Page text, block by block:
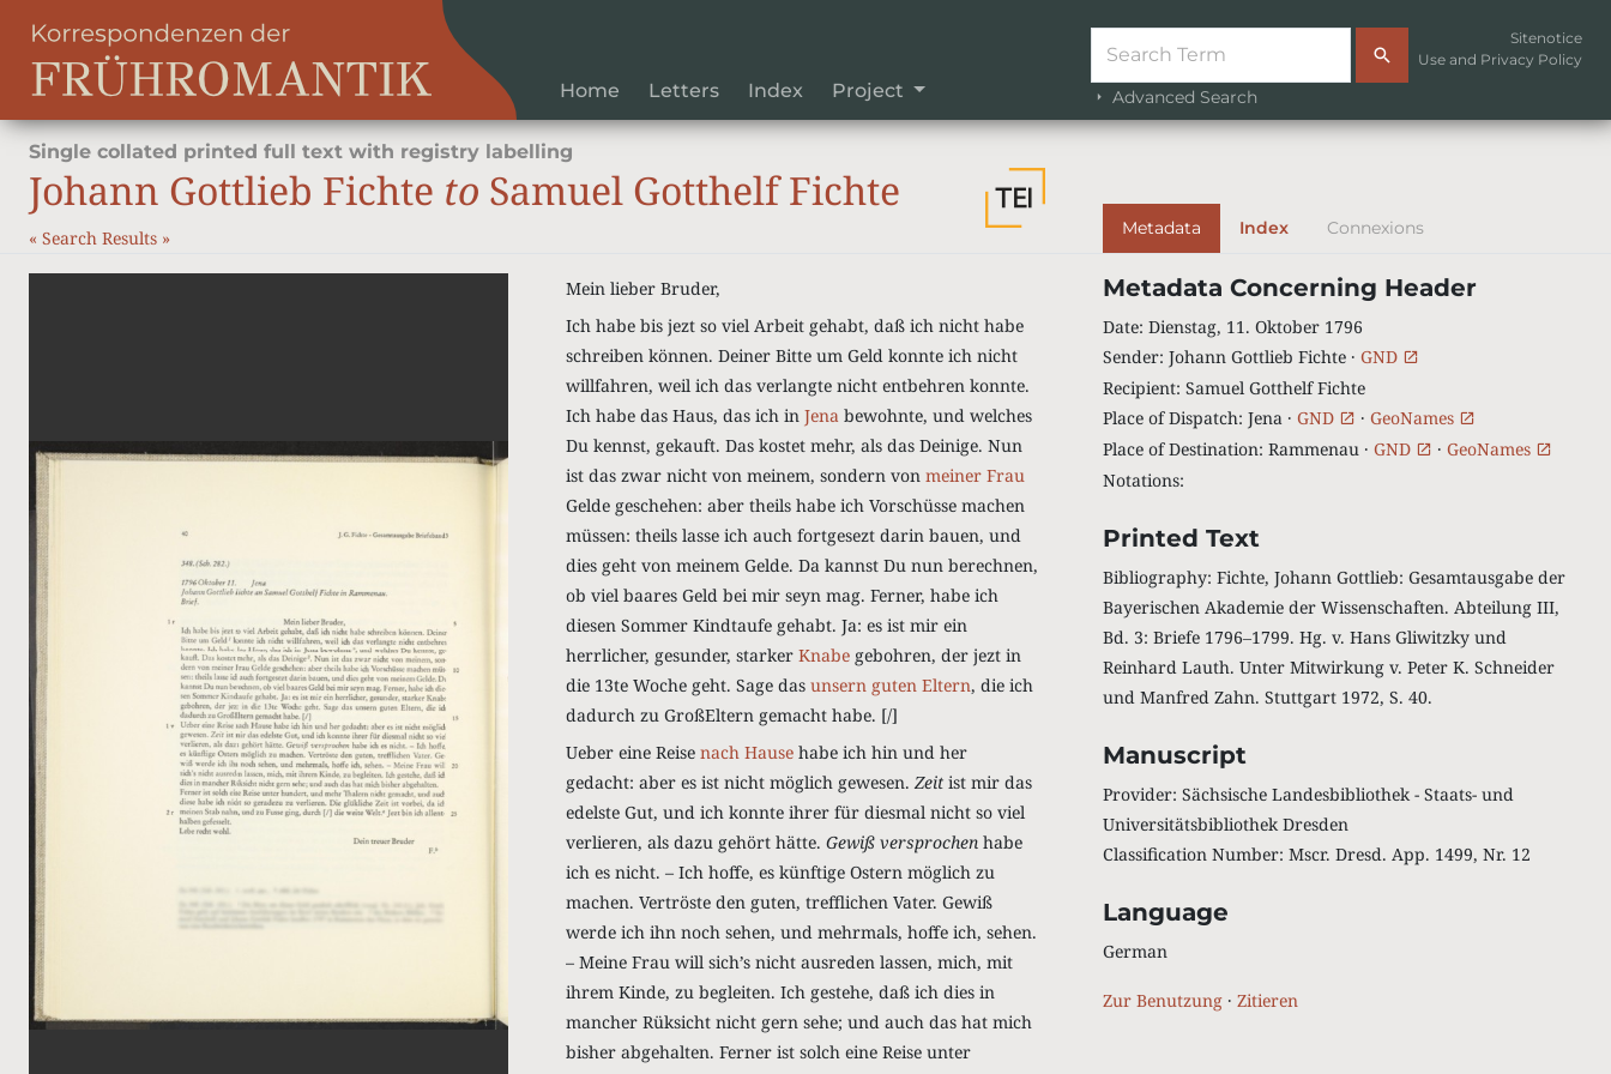
Home Letters Index Project Advanced Search
Sitenotice
Use and Privacy Policy
Single collated printed full text with registry labelling
Johann Gottlieb Fichte to Samuel Gotthelf Fichte
« Search Results » Metadata Index Connexions
Mein lieber Bruder,
Ich habe bis jezt so viel Arbeit gehabt, daß ich nicht habe
schreiben können. Deiner Bitte um Geld konnte ich nicht
willfahren, weil ich das verlangte nicht entbehren konnte.
Ich habe das Haus, das ich in Jenabewohnte, und welches
Du kennst, gekauft. Das kostet mehr, als das Deinige. Nun
ist das zwar nicht von meinem, sondern von meiner Frau
Gelde geschehen: aber theils habe ich Vorschüsse machen
müssen: theils lasse ich auch fortgesezt darin bauen, und
dies geht von meinem Gelde. Da kannst Du nun berechnen,
ob viel baares Geld bei mir seyn mag. Ferner, habe ich
diesen Sommer Kindtaufe gehabt. Ja: es ist mir ein
herrlicher, gesunder, starker Knabegebohren, der jezt in
die 13te Woche geht. Sage das unsern guten Eltern, die ich
dadurch zu GroßEltern gemacht habe. [/]
Ueber eine Reise nach Hausehabe ich hin und her
gedacht: aber es ist nicht möglich gewesen. Zeitist mir das
edelste Gut, und ich konnte ihrer für diesmal nicht so viel
verlieren, als dazu gehört hätte. Gewiß versprochenhabe
ich es nicht. – Ich hoffe, es künftige Ostern möglich zu
machen. Vertröste den guten, trefflichen Vater. Gewiß
werde ich ihn noch sehen, und mehrmals, hoffe ich, sehen.
– Meine Frau will sich’s nicht ausreden lassen, mich, mit
ihrem Kinde, zu begleiten. Ich gestehe, daß ich dies in
mancher Rüksicht nicht gern sehe; und auch das hat mich
bisher abgehalten. Ferner ist solch eine Reise unter
Metadata Concerning Header
Date: Dienstag, 11. Oktober 1796
Sender: Johann Gottlieb Fichte · GND
Recipient: Samuel Gotthelf Fichte
Place of Dispatch: Jena · GND · GeoNames
Place of Destination: Rammenau · GND · GeoNames
Notations:
Printed Text
Bibliography: Fichte, Johann Gottlieb: Gesamtausgabe der
Bayerischen Akademie der Wissenschaften. Abteilung III,
Bd. 3: Briefe 1796‒1799. Hg. v. Hans Gliwitzky und
Reinhard Lauth. Unter Mitwirkung v. Peter K. Schneider
und Manfred Zahn. Stuttgart 1972, S. 40.
Manuscript
Provider: Sächsische Landesbibliothek - Staats- und
Universitätsbibliothek Dresden
Classification Number: Mscr. Dresd. App. 1499, Nr. 12
Language
German
Zur Benutzung· Zitieren